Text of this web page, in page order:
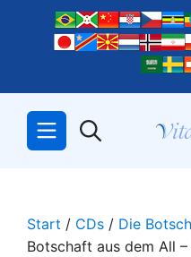
springen
Start / CDs / Die
Botschaft aus dem All –